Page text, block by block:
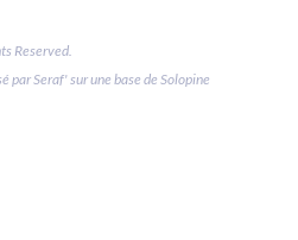
Reserved.
par Seraf' sur une base de Solopine